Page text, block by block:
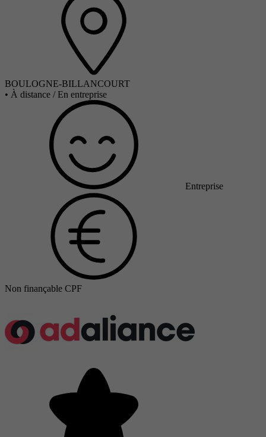
BOULOGNE-BILLANCOURT
• À distance / En entreprise
Entreprise
Non finançable CPF